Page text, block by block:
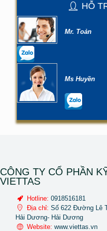
HỖ
Mr. Toản
Ms Huyền
CÔNG TY CỔ PHẦN
VIETTAS
Hotline: 0918516181
Địa chỉ: Số 622 Đường Lê
Hải Dương- Hải Dương
Website: www.viettas.vn